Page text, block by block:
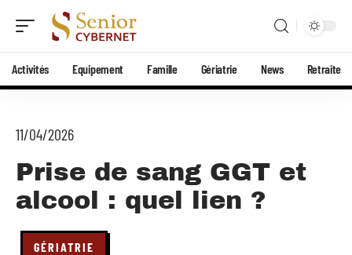
Activités Equipement Famille Gériatrie News Retraite
11/04/2026
Prise de sang GGT et
alcool : quel lien ?
GÉRIATRIE